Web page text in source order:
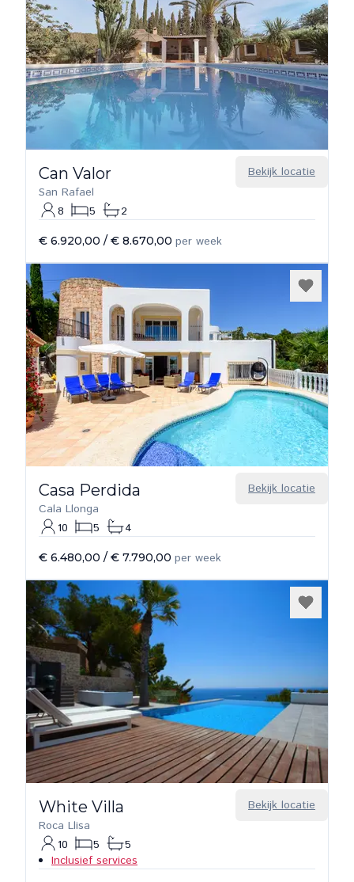
Bekijk locatie
Can Valor
San Rafael
8
5 2
€ 6.920,00 / € 8.670,00 per week
Bekijk locatie
Casa Perdida
Cala Llonga
10
5 4
€ 6.480,00 / € 7.790,00 per week
Bekijk locatie
White Villa
Roca Llisa
10
5
5
Inclusief services